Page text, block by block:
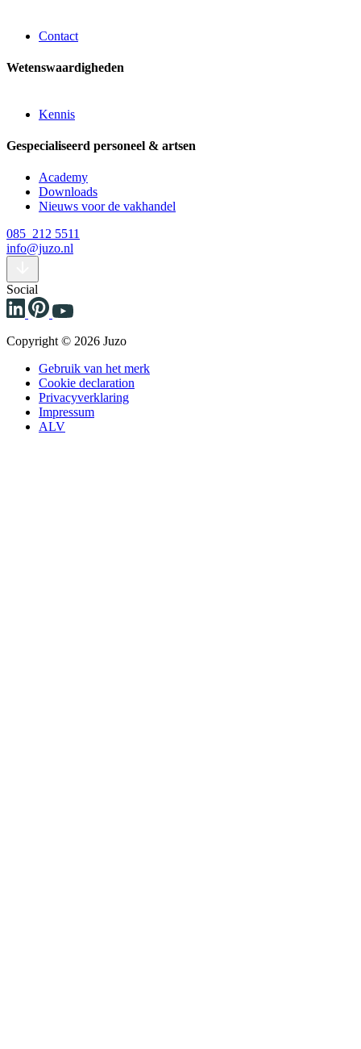
Contact
Wetenswaardigheden
Kennis
Gespecialiseerd personeel & artsen
Academy
Downloads
Nieuws voor de vakhandel
085 212 5511
info@juzo.nl
Social
Copyright © 2026 Juzo
Gebruik van het merk
Cookie declaration
Privacyverklaring
Impressum
ALV